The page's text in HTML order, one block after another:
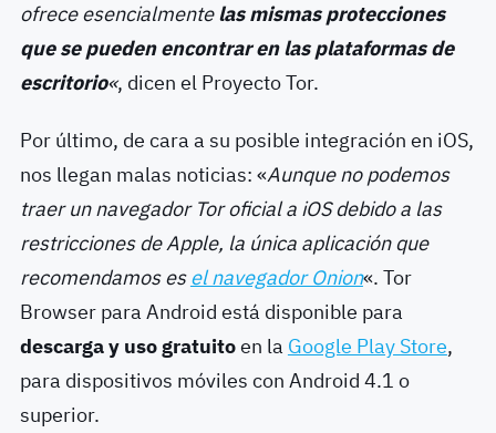
ofrece esencialmentelas mismas protecciones
que se pueden encontrar en las plataformas de
escritorio«, dicen el Proyecto Tor.
Por último, de cara a su posible integración en iOS,
nos llegan malas noticias: «Aunque no podemos
traer un navegador Tor oficial a iOS debido a las
restricciones de Apple, la única aplicación que
recomendamos esel navegador Onion«. Tor
Browser para Android está disponible para
descarga y uso gratuitoen la Google Play Store,
para dispositivos móviles con Android 4.1 o
superior.